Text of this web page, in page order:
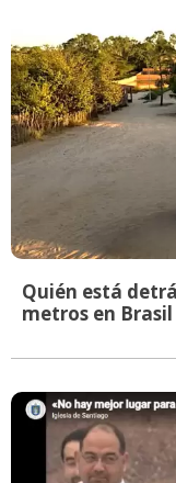
Quién está
metros en